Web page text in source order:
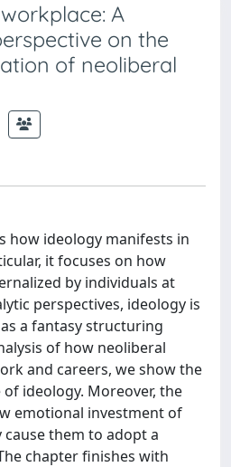
A
on the
of neoliberal
how ideology manifests in
it focuses on how
by individuals at
perspectives, ideology is
a fantasy structuring
of how neoliberal
and careers, we show the
ideology. Moreover, the
emotional investment of
them to adopt a
chapter finishes with